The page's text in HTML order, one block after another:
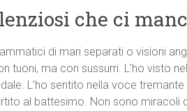
che ci
di mari separati o visioni
tuoni, ma con sussurri. L’ho visto
L’ho sentito nella voce
al battesimo. Non sono miracoli